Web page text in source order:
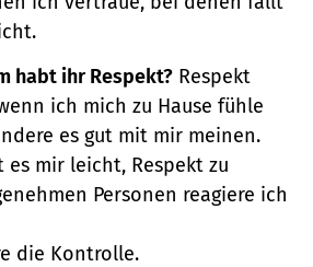
habt ihr Respekt? Respekt
ich mich zu Hause fühle
es gut mit mir meinen.
es mir leicht, Respekt zu
Personen reagiere ich
die Kontrolle.